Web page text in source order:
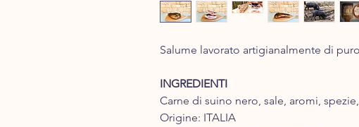
Salume lavorato artigianalmente di
INGREDIENTI
Carne di suino nero, sale, aromi,
Origine: ITALIA